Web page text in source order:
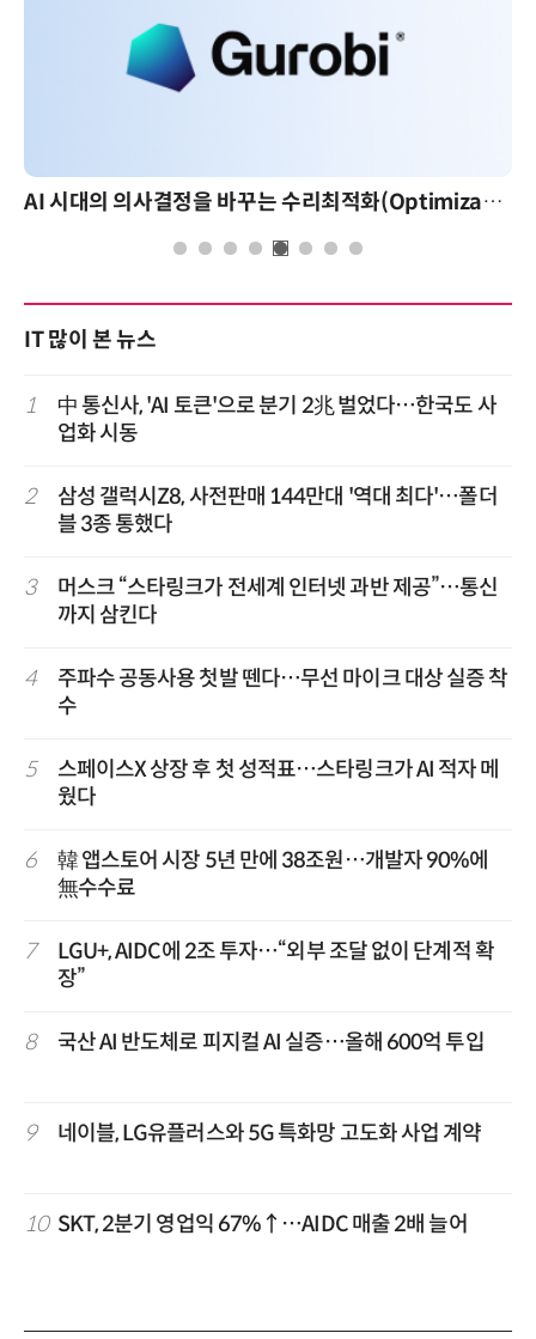
AI 시대의 의사결정을 바꾸는 수리최적화(Optimization): 실제 산업 적용 사례와 활용 전략
IT 많이 본 뉴스
1
中 통신사, 'AI 토큰'으로 분기 2兆 벌었다…한국도 사
업화 시동
2
삼성 갤럭시Z8, 사전판매 144만대 '역대 최다'…폴더
블 3종 통했다
3
머스크 “스타링크가 전세계 인터넷 과반 제공”…통신
까지 삼킨다
4
주파수 공동사용 첫발 뗀다…무선 마이크 대상 실증 착
수
5
스페이스X 상장 후 첫 성적표…스타링크가 AI 적자 메
웠다
6
韓 앱스토어 시장 5년 만에 38조원…개발자 90%에
無수수료
7
LGU+, AIDC에 2조 투자…“외부 조달 없이 단계적 확
장”
8 국산 AI 반도체로 피지컬 AI 실증…올해 600억 투입
9 네이블, LG유플러스와 5G 특화망 고도화 사업 계약
10 SKT, 2분기 영업익 67%↑…AIDC 매출 2배 늘어